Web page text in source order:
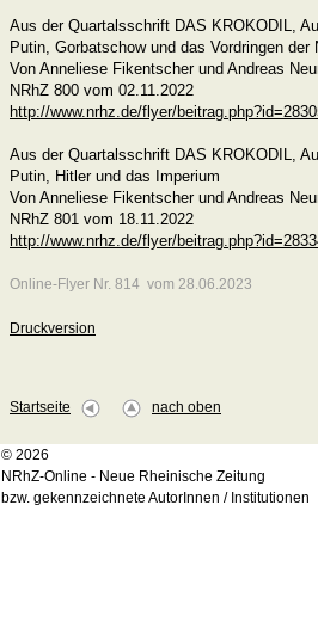
Aus der Quartalsschrift DAS KROKODIL,
Putin, Gorbatschow und das Vordringen der
Von Anneliese Fikentscher und Andreas
NRhZ 800 vom 02.11.2022
http://www.nrhz.de/flyer/
Aus der Quartalsschrift DAS KROKODIL,
Putin, Hitler und das Imperium
Von Anneliese Fikentscher und Andreas
NRhZ 801 vom 18.11.2022
http://www.nrhz.de/flyer/
Online-Flyer Nr. 814 vom 28.06.2023
Druckversion
Startseite nach oben
© 2026
NRhZ-Online - Neue Rheinische Zeitung
bzw. gekennzeichnete AutorInnen / Institutionen